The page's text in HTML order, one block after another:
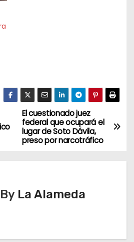
El cuestionado juez
federal que ocupará el
lugar de Soto Dávila,
preso por narcotráfico
By La Alameda